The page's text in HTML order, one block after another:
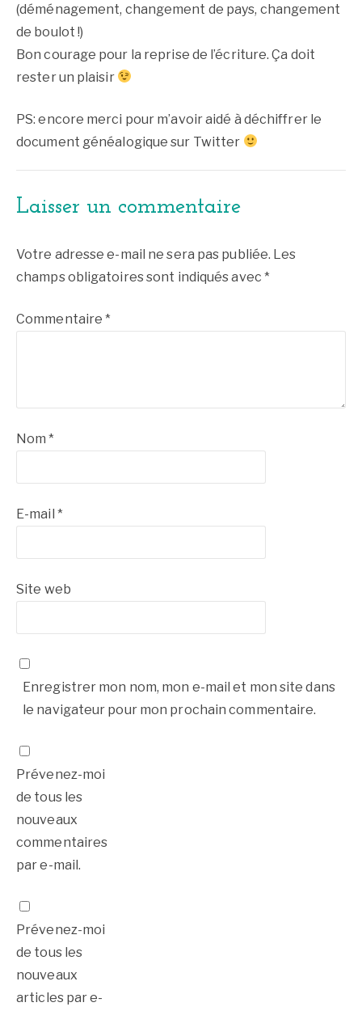
(déménagement, changement de pays, changement
de boulot !)
Bon courage pour la reprise de l’écriture. Ça doit
rester un plaisir
PS: encore merci pour m’avoir aidé à déchiffrer le
document généalogique sur Twitter
Laisser un commentaire
Votre adresse e-mail ne sera pas publiée. Les
champs obligatoires sont indiqués avec *
Commentaire*
Nom*
E-mail *
Site web
Enregistrer mon nom, mon e-mail et mon site dans
le navigateur pour mon prochain commentaire.
Prévenez-moi
de tous les
nouveaux
commentaires
par e-mail.
Prévenez-moi
de tous les
nouveaux
articles par e-